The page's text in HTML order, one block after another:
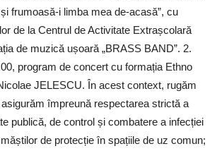
frumoasă-i limba mea de-acasă”, cu
de la Centrul de Activitate Extrașcolară
de muzică ușoară „BRASS BAND”. 2.
program de concert cu formația Ethno
JELESCU. În acest context, rugăm
împreună respectarea strictă a
publică, de control și combatere a infecției
de protecție în spațiile de uz comun;